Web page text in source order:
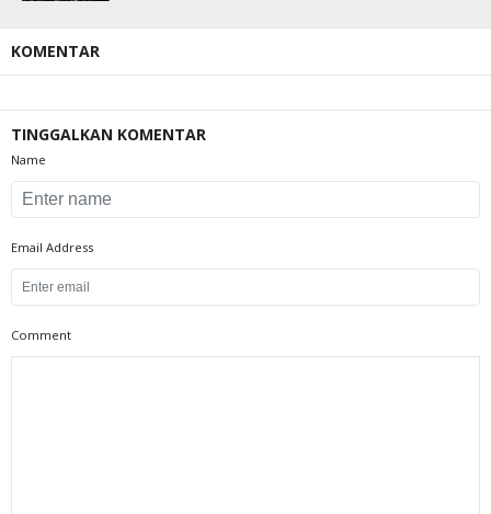
KOMENTAR
TINGGALKAN KOMENTAR
Name
Email Address
Comment